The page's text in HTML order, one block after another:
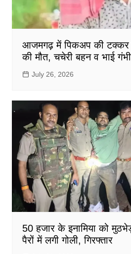
आजमगढ़ में पिकअप की टक्कर
की मौत, चचेरी बहन व भाई
July 26, 2026
50 हजार के इनामिया को
पैरों में लगी गोली, गिरफ्तार